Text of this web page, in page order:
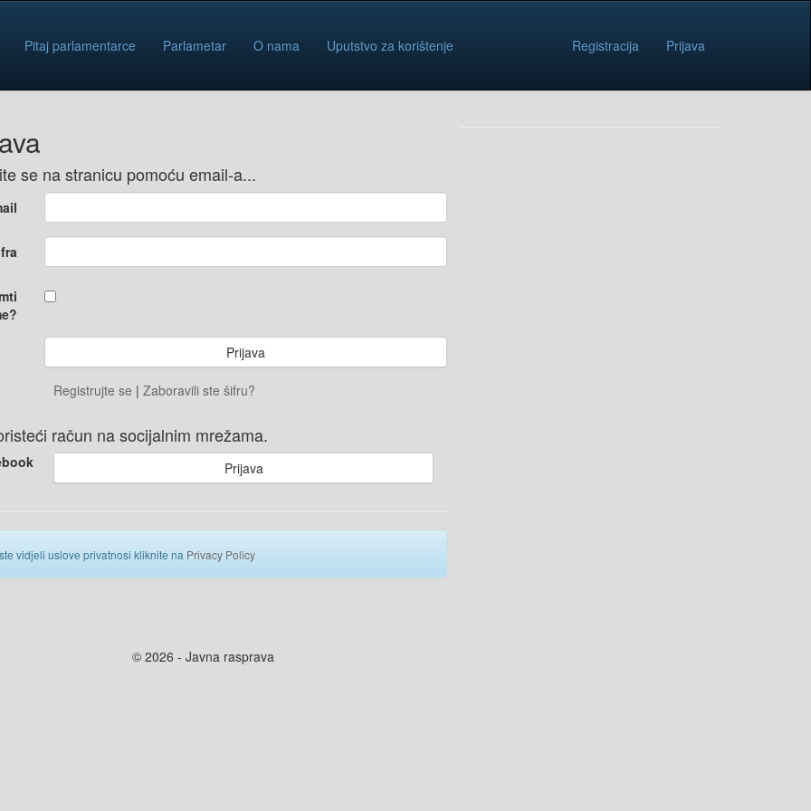
Pitaj parlamentarce Parlametar O nama Uputstvo za korištenje Registracija Prijava
se na stranicu pomoću email-a...
Registrujte se | Zaboravili ste šifru?
račun na socijalnim mrežama.
Prijava
vidjeli uslove privatnosi kliknite na Privacy Policy
© 2026 - Javna rasprava